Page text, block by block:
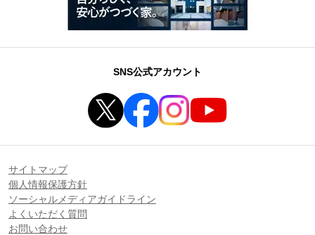
SNS公式アカウント
サイトマップ
個人情報保護方針
ソーシャルメディアガイドライン
よくいただく質問
お問い合わせ